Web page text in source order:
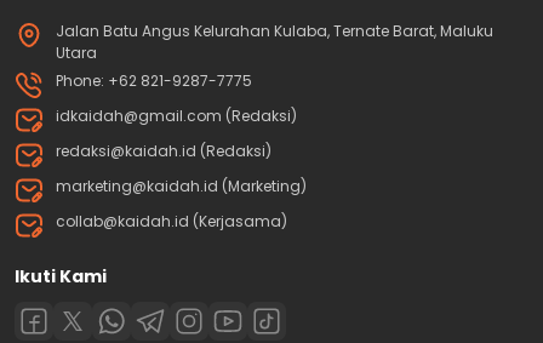
Jalan Batu Angus Kelurahan Kulaba, Ternate Barat, Maluku
Utara
Phone: +62 821-9287-7775
idkaidah@gmail.com (Redaksi)
redaksi@kaidah.id (Redaksi)
marketing@kaidah.id (Marketing)
collab@kaidah.id (Kerjasama)
Ikuti Kami